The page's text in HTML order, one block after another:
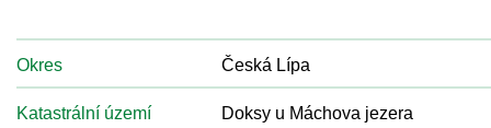
Okres Česká Lípa
Katastrální území Doksy u Máchova jezera